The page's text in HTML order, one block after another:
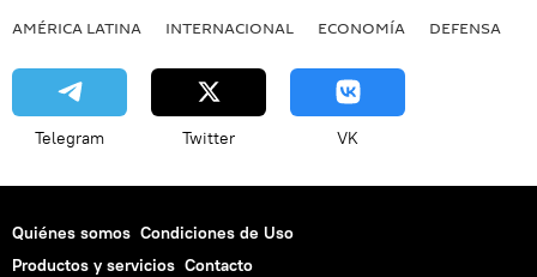
AMÉRICA LATINA INTERNACIONAL ECONOMÍA DEFENSA
Telegram Twitter VK
Quiénes somos Condiciones de Uso
Productos y servicios Contacto